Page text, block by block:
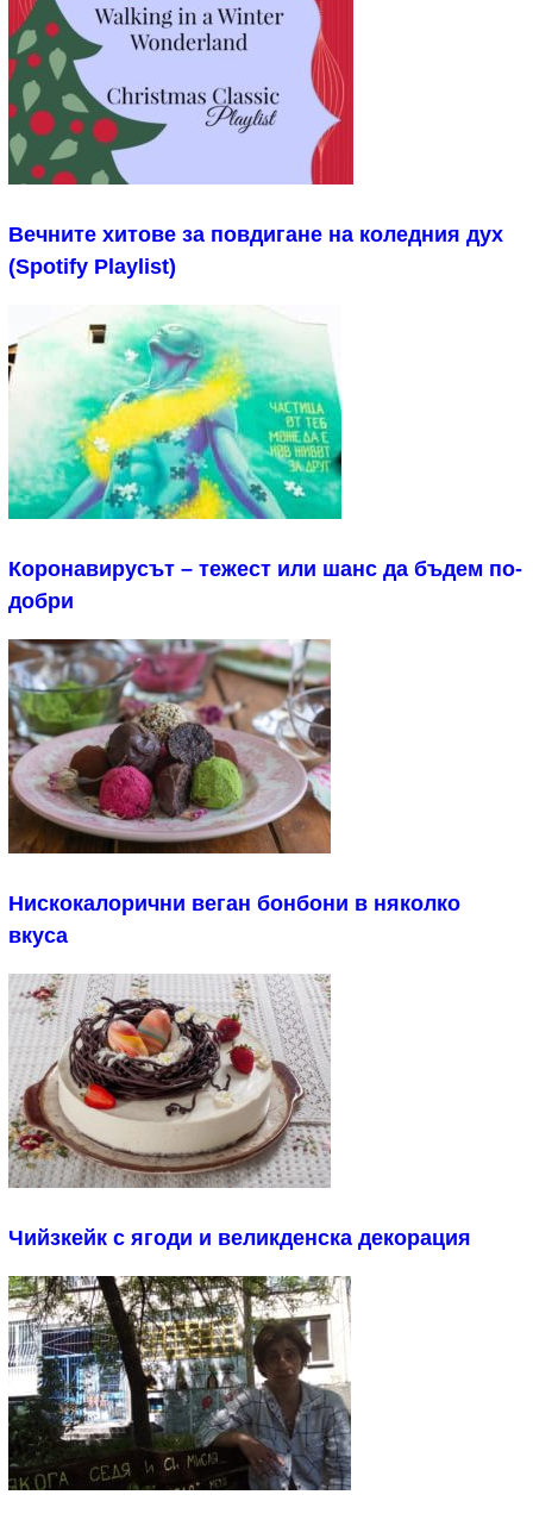
Вечните хитове за повдигане на коледния дух
(Spotify Playlist)
Коронавирусът – тежест или шанс да бъдем по-
добри
Нискокалорични веган бонбони в няколко
вкуса
Чийзкейк с ягоди и великденска декорация